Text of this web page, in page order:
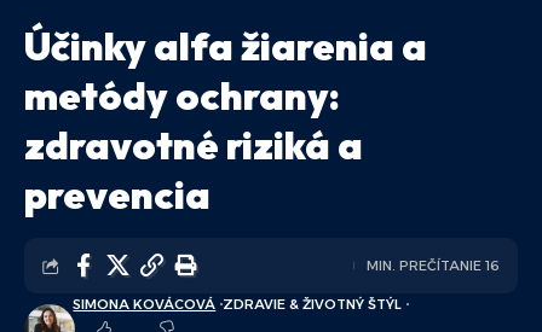
Účinky alfa žiarenia a
metódy ochrany:
zdravotné riziká a
prevencia
SIMONA KOVÁCOVÁ ZDRAVIE & ŽIVOTNÝ ŠTÝL
MIN. PREČÍTANIE 16